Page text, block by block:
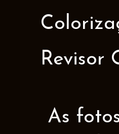
Revisor
As